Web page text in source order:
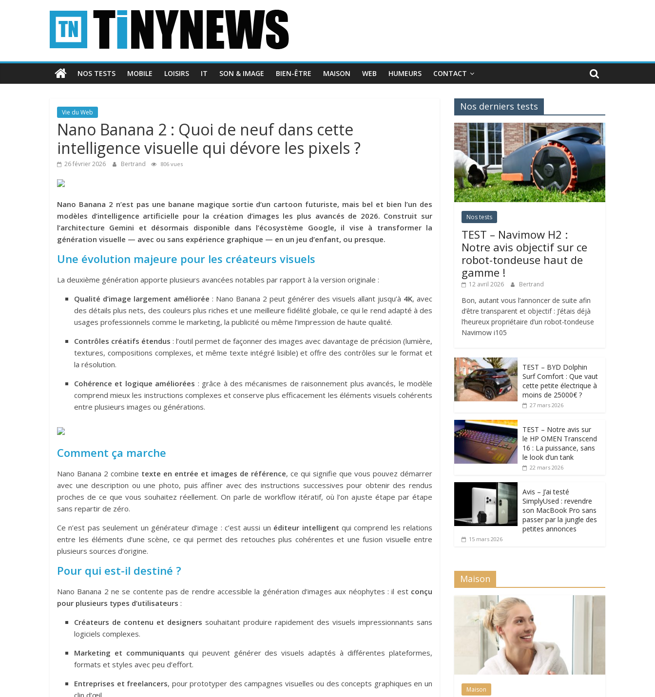
Tinynews
Le
belge
connectéNOS TESTS MOBILE LOISIRS IT SON & IMAGE BIEN-ÊTRE MAISON WEB HUMEURS CONTACT
Vie du Web
Nano Banana 2 : Quoi de neuf dans cette
intelligence visuelle qui dévore les pixels ?
26 février 2026 Bertrand 806 vues
Nano Banana 2 n’est pas une banane magique sortie d’un cartoon futuriste, mais bel et bien l’un des
modèles d’intelligence artificielle pour la création d’images les plus avancés de 2026. Construit sur
l’architecture Gemini et désormais disponible dans l’écosystème Google, il vise à transformer la
génération visuelle — avec ou sans expérience graphique — en un jeu d’enfant, ou presque.
Une évolution majeure pour les créateurs visuels
La deuxième génération apporte plusieurs avancées notables par rapport à la version originale :
Qualité d’image largement améliorée : Nano Banana 2 peut générer des visuels allant jusqu’à 4K, avec
des détails plus nets, des couleurs plus riches et une meilleure fidélité globale, ce qui le rend adapté à des
usages professionnels comme le marketing, la publicité ou même l’impression de haute qualité.
Contrôles créatifs étendus : l’outil permet de façonner des images avec davantage de précision (lumière,
textures, compositions complexes, et même texte intégré lisible) et offre des contrôles sur le format et
la résolution.
Cohérence et logique améliorées : grâce à des mécanismes de raisonnement plus avancés, le modèle
comprend mieux les instructions complexes et conserve plus efficacement les éléments visuels cohérents
entre plusieurs images ou générations.
Comment ça marche
Nano Banana 2 combine texte en entrée et images de référence, ce qui signifie que vous pouvez démarrer
avec une description ou une photo, puis affiner avec des instructions successives pour obtenir des rendus
proches de ce que vous souhaitez réellement. On parle de workflow itératif, où l’on ajuste étape par étape
sans repartir de zéro.
Ce n’est pas seulement un générateur d’image : c’est aussi un éditeur intelligent qui comprend les relations
entre les éléments d’une scène, ce qui permet des retouches plus cohérentes et une fusion visuelle entre
plusieurs sources d’origine.
Pour qui est-il destiné ?
Nano Banana 2 ne se contente pas de rendre accessible la génération d’images aux néophytes : il est conçu
pour plusieurs types d’utilisateurs :
Créateurs de contenu et designers souhaitant produire rapidement des visuels impressionnants sans
logiciels complexes.
Marketing et communiquants qui peuvent générer des visuels adaptés à différentes plateformes,
formats et styles avec peu d’effort.
Entreprises et freelancers, pour prototyper des campagnes visuelles ou des concepts graphiques en un
clin d’œil.
Nos derniers tests
Nos tests
TEST – Navimow H2 :
Notre avis objectif sur ce
robot-tondeuse haut de
gamme !
12 avril 2026 Bertrand
Bon, autant vous l’annoncer de suite afin
d’être transparent et objectif : J’étais déjà
l’heureux propriétaire d’un robot-tondeuse
Navimow i105
TEST – BYD Dolphin
Surf Comfort : Que vaut
cette petite électrique à
moins de 25000€ ?
27 mars 2026
TEST – Notre avis sur
le HP OMEN Transcend
16 : La puissance, sans
le look d’un tank
22 mars 2026
Avis – J’ai testé
SimplyUsed : revendre
son MacBook Pro sans
passer par la jungle des
petites annonces
15 mars 2026
Maison
Maison